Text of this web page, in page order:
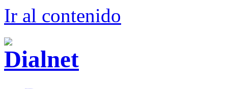
Ir al contenido